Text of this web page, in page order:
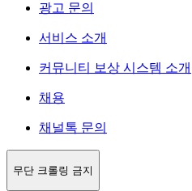
광고 문의
서비스 소개
커뮤니티 보상 시스템 소개
채용
채널톡 문의
무단 크롤링 금지